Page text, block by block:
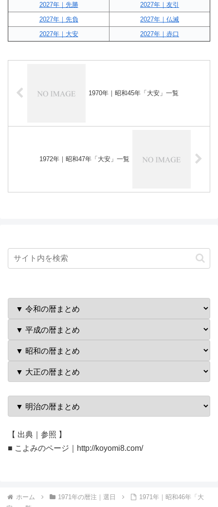
2027年｜先勝
2027年｜友引
2027年｜先負
2027年｜仏滅
2027年｜大安
2027年｜赤口
1970年｜昭和45年「大安」一覧
1972年｜昭和47年「大安」一覧
【 出典｜参照 】
■ こよみのページ｜http://koyomi8.com/
ホーム 1971年の暦注｜選日
1971年｜昭和46年「大